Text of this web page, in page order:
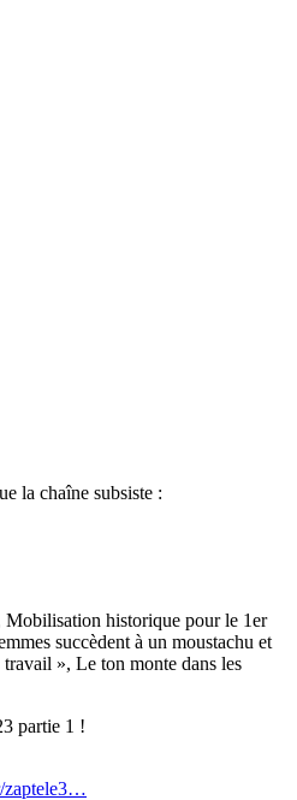
la chaîne subsiste :
Mobilisation historique pour le 1er
succèdent à un moustachu et
», Le ton monte dans les
partie 1 !
zaptele3…